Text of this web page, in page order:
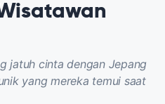
jatuh cinta dengan Jepang
yang mereka temui saat